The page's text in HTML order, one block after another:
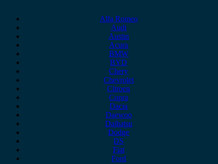
Alfa Romeo
Audi
Austin
Acura
BMW
BYD
Chery
Chevrolet
Citroen
Cupra
Dacia
Daewoo
Daihatsu
Dodge
DS
Fiat
Ford